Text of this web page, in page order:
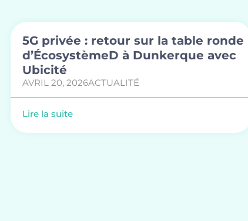
5G privée : retour sur la table ronde
d’ÉcosystèmeD à Dunkerque avec
Ubicité
AVRIL 20, 2026ACTUALITÉ
Lire la suite